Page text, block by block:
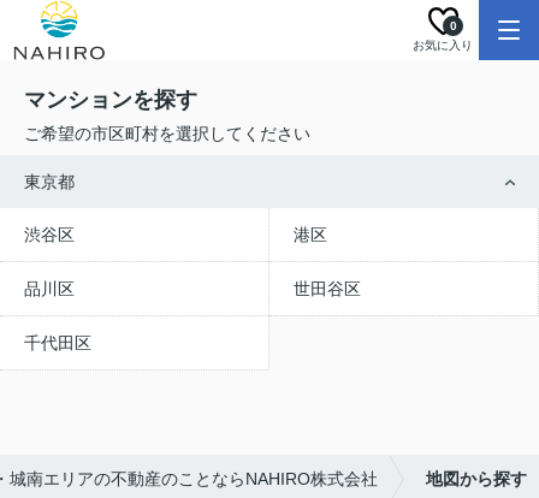
お気に入り
0
マンションを探す
ご希望の市区町村を選択してください
東京都
渋谷区 港区
品川区 世田谷区
千代田区
城南エリアの不動産のことならNAHIRO株式会社 地図から探す